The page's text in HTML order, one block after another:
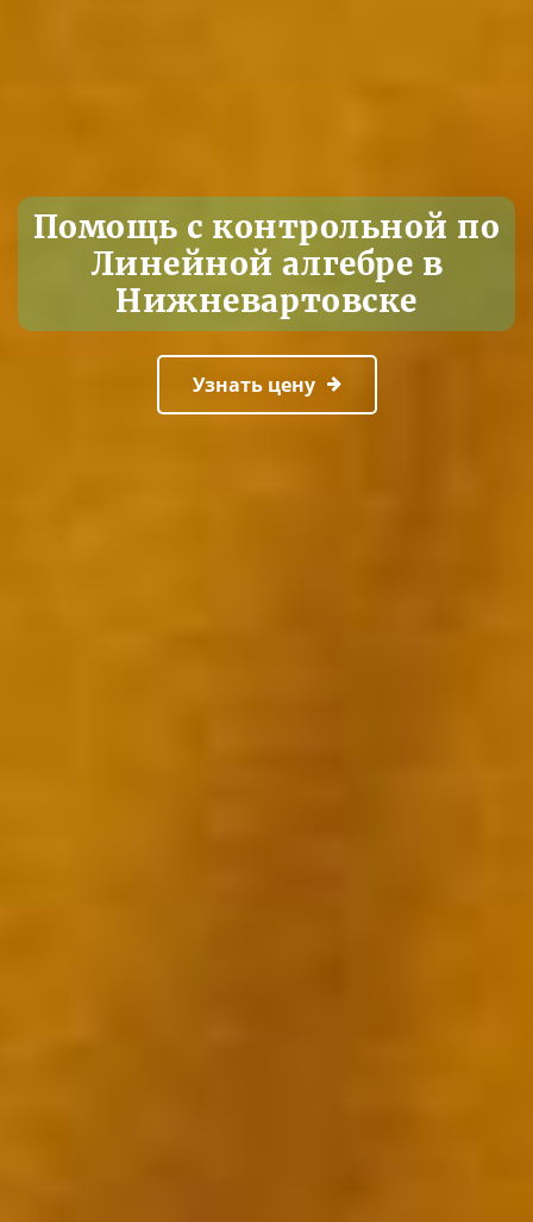
Помощь с контрольной по
Линейной алгебре в
Нижневартовске
Узнать цену